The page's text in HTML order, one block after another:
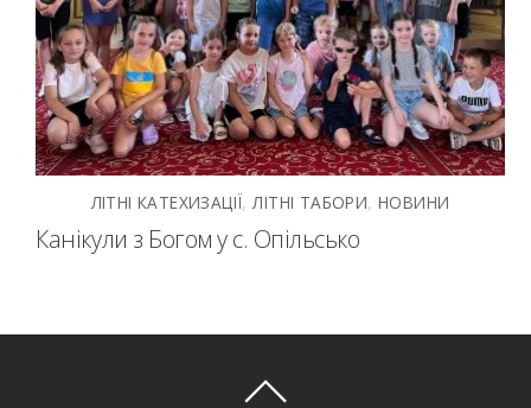
ЛІТНІ КАТЕХИЗАЦІЇ,ЛІТНІ ТАБОРИ,НОВИНИ
Канікули з Богом у с. Опільсько